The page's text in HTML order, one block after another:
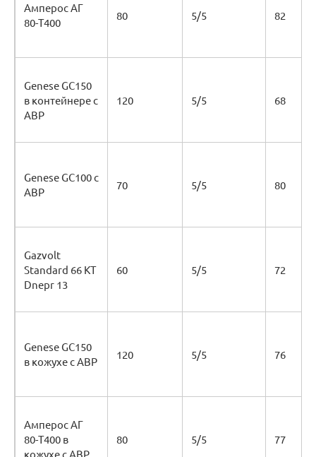
Амперос АГ
80-Т400
80 5/5 82
Genese GC150
в контейнере с
АВР
120 5/5 68
Genese GC100 с
АВР
70 5/5 80
Gazvolt
Standard 66 KT
Dnepr 13
60 5/5 72
Genese GC150
в кожухе с АВР
120 5/5 76
Амперос АГ
80-Т400 в
кожухе с АВР
80 5/5 77